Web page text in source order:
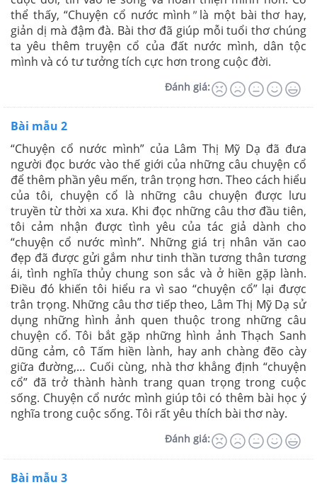
thể thấy, “Chuyện cổ nước mình "là một bài thơ hay,
giản dị mà đậm đà. Bài thơ đã giúp mỗi tuổi thơ chúng
ta yêu thêm truyện cổ của đất nước mình, dân tộc
mình và có tư tưởng tích cực hơn trong cuộc đời.
Đánh giá:
Bài mẫu 2
“Chuyện cổ nước mình” của Lâm Thị Mỹ Dạ đã đưa
người đọc bước vào thế giới của những câu chuyện cổ
để thêm phần yêu mến, trân trọng hơn. Theo cách hiểu
của tôi, chuyện cổ là những câu chuyện được lưu
truyền từ thời xa xưa. Khi đọc những câu thơ đầu tiên,
tôi cảm nhận được tình yêu của tác giả dành cho
“chuyện cổ nước mình”. Những giá trị nhân văn cao
đẹp đã được gửi gắm như tinh thần tương thân tương
ái, tình nghĩa thủy chung son sắc và ở hiền gặp lành.
Điều đó khiến tôi hiểu ra vì sao “chuyện cổ” lại được
trân trọng. Những câu thơ tiếp theo, Lâm Thị Mỹ Dạ sử
dụng những hình ảnh quen thuộc trong những câu
chuyện cổ. Tôi bắt gặp những hình ảnh Thạch Sanh
dũng cảm, cô Tấm hiền lành, hay anh chàng đẽo cày
giữa đường,… Cuối cùng, nhà thơ khẳng định “chuyện
cổ” đã trở thành hành trang quan trọng trong cuộc
sống. Chuyện cổ nước mình giúp tôi có thêm bài học ý
nghĩa trong cuộc sống. Tôi rất yêu thích bài thơ này.
Đánh giá:
Bài mẫu 3